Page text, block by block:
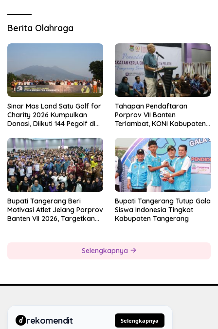
Berita Olahraga
Sinar Mas Land Satu Golf for
Charity 2026 Kumpulkan
Donasi, Diikuti 144 Pegolf di
Tahapan Pendaftaran
Porprov VII Banten
Terlambat, KONI Kabupaten
Kesiapan Panitia
Bupati Tangerang Beri
Motivasi Atlet Jelang Porprov
Banten VII 2026, Targetkan
Bupati Tangerang Tutup Gala
Siswa Indonesia Tingkat
Kabupaten Tangerang
Selengkapnya
d rekomendit Selengkapnya